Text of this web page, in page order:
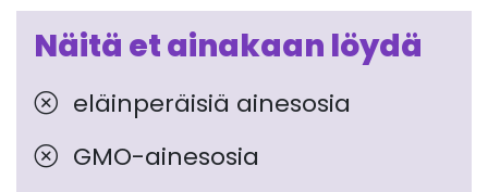
Näitä et ainakaan löydä
eläinperäisiä ainesosia
GMO-ainesosia